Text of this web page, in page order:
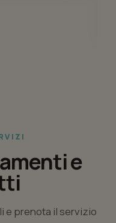
e
e prenota il servizio